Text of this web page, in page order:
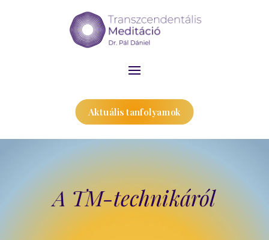
Aktuális tanfolyamok
A TM-technikáról